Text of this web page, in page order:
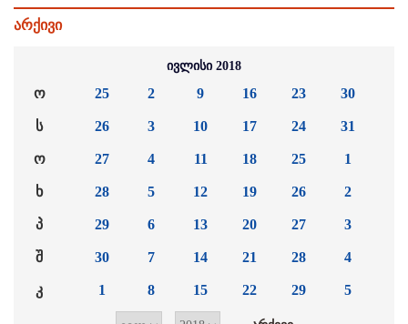
არქივი
ივლისი 2018
ო
ს
ო
ხ
პ
შ
კ
25
26
27
28
29
30
1
2
3
4
5
6
7
8
9
10
11
12
13
14
15
16
17
18
19
20
21
22
23
24
25
26
27
28
29
30
31
1
2
3
4
5